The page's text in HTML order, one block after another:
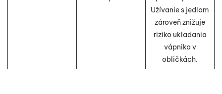
Užívanie s jedlom
zároveň znižuje
riziko ukladania
vápnika v
obličkách.